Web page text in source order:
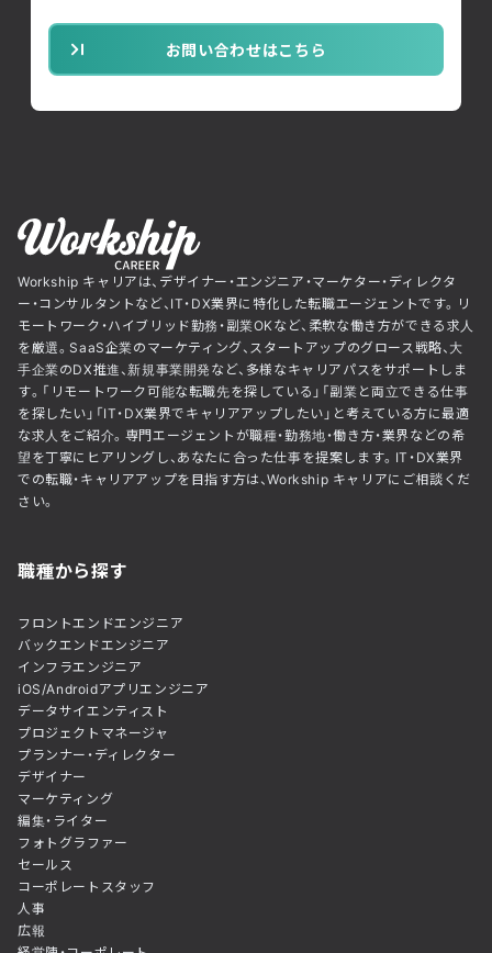
お問い合わせはこちら
Workship キャリアは、デザイナー・エンジニア・マーケター・ディレクタ
ー・コンサルタントなど、IT・DX業界に特化した転職エージェントです。リ
モートワーク・ハイブリッド勤務・副業OKなど、柔軟な働き方ができる求人
を厳選。SaaS企業のマーケティング、スタートアップのグロース戦略、大
手企業のDX推進、新規事業開発など、多様なキャリアパスをサポートしま
す。「リモートワーク可能な転職先を探している」「副業と両立できる仕事
を探したい」「IT・DX業界でキャリアアップしたい」と考えている方に最適
な求人をご紹介。専門エージェントが職種・勤務地・働き方・業界などの希
望を丁寧にヒアリングし、あなたに合った仕事を提案します。IT・DX業界
での転職・キャリアアップを目指す方は、Workship キャリアにご相談くだ
さい。
職種から探す
フロントエンドエンジニア
バックエンドエンジニア
インフラエンジニア
iOS/Androidアプリエンジニア
データサイエンティスト
プロジェクトマネージャ
プランナー・ディレクター
デザイナー
マーケティング
編集・ライター
フォトグラファー
セールス
コーポレートスタッフ
人事
広報